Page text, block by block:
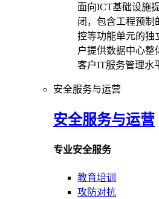
面向ICT基础设施
闭，包含工程预制
控等功能单元的独
户提供数据中心整
客户IT服务管理水
安全服务与运营
安全服务与运营
专业安全服务
教育培训
攻防对抗